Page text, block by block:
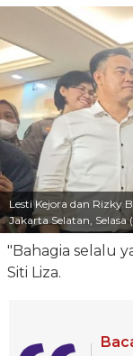
Lesti Kejora dan Rizky
Jakarta Selatan,
"Bahagia selalu
Siti Liza.